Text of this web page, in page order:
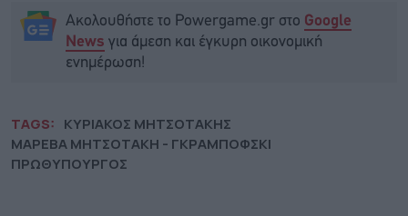
Ακολουθήστε το Powergame.gr στο Google
News για άμεση και έγκυρη οικονομική
ενημέρωση!
TAGS: ΚΥΡΙΑΚΟΣ ΜΗΤΣΟΤΑΚΗΣ
ΜΑΡΕΒΑ ΜΗΤΣΟΤΑΚΗ - ΓΚΡΑΜΠΟΦΣΚΙ
ΠΡΩΘΥΠΟΥΡΓΟΣ